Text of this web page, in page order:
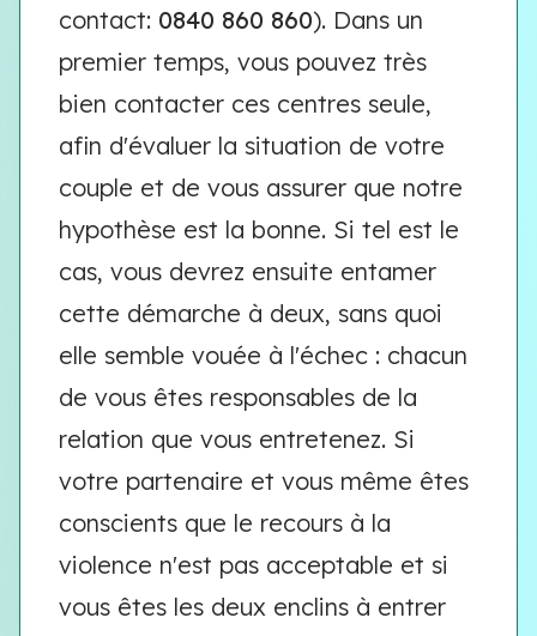
contact: 0840 860 860). Dans un
premier temps, vous pouvez très
bien contacter ces centres seule,
afin d'évaluer la situation de votre
couple et de vous assurer que notre
hypothèse est la bonne. Si tel est le
cas, vous devrez ensuite entamer
cette démarche à deux, sans quoi
elle semble vouée à l'échec : chacun
de vous êtes responsables de la
relation que vous entretenez. Si
votre partenaire et vous même êtes
conscients que le recours à la
violence n'est pas acceptable et si
vous êtes les deux enclins à entrer